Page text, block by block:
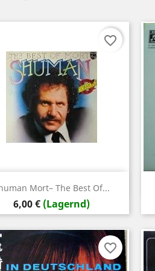
Mort‎– The Best Of...
Preis
6,00 € (Lagernd)
Vorschau
favorite_border
favorite_border